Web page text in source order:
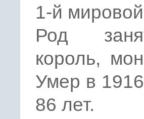
1-й
Род
король,
Умер в
86 лет.